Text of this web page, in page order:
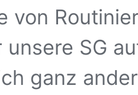
von
SG
ganz